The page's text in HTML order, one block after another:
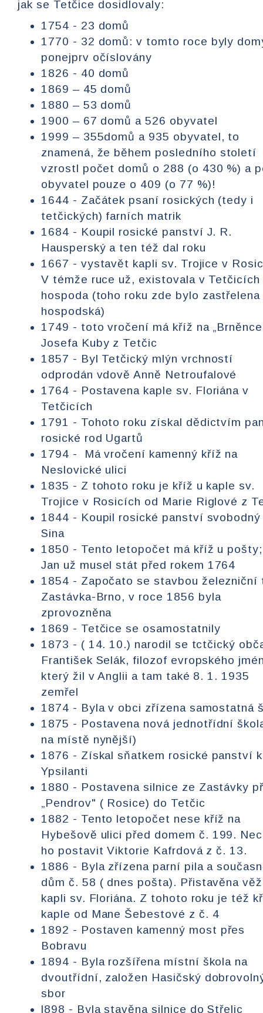
jak se Tetčice dosidlovaly:
1754 - 23 domů
1770 - 32 domů: v tomto roce byly
ponejprv očíslovány
1826 - 40 domů
1869 – 45 domů
1880 – 53 domů
1900 – 67 domů a 526 obyvatel
1999 – 355domů a 935 obyvatel, to
znamená, že během posledního století
vzrostl počet domů o 288 (o 430 %) a
obyvatel pouze o 409 (o 77 %)!
1644 - Začátek psaní rosických (tedy i
tetčických) farních matrik
1684 - Koupil rosické panství J. R.
Hausperský a ten též dal roku
1667 - vystavět kapli sv. Trojice v
V témže ruce už, existovala v Tetčicích
hospoda (toho roku zde bylo zastřelena
hospodská)
1749 - toto vročení má kříž na
Josefa Kuby z Tetčic
1857 - Byl Tetčický mlýn vrchností
odprodán vdově Anně Netroufalové
1764 - Postavena kaple sv. Floriána v
Tetčicích
1791 - Tohoto roku získal dědictvím
rosické rod Ugartů
1794 - Má vročení kamenný kříž na
Neslovické ulici
1835 - Z tohoto roku je kříž u kaple sv.
Trojice v Rosicích od Marie Riglové z
1844 - Koupil rosické panství svobodný
Sina
1850 - Tento letopočet má kříž u
Jan už musel stát před rokem 1764
1854 - Započato se stavbou železniční
Zastávka-Brno, v roce 1856 byla
zprovozněna
1869 - Tetčice se osamostatnily
1873 - ( 14. 10.) narodil se tctčický
František Selák, filozof evropského
který žil v Anglii a tam také 8. 1. 1935
zemřel
1874 - Byla v obci zřízena samostatná
1875 - Postavena nová jednotřídní
na místě nynější)
1876 - Získal sňatkem rosické panství
Ypsilanti
1880 - Postavena silnice ze Zastávky
„Pendrov" ( Rosice) do Tetčic
1882 - Tento letopočet nese kříž na
Hybešově ulici před domem č. 199.
ho postavit Viktorie Kafrdová z č. 13.
1886 - Byla zřízena parní pila a
dům č. 58 ( dnes pošta). Přistavěna
kapli sv. Floriána. Z tohoto roku je též
kaple od Mane Šebestové z č. 4
1892 - Postaven kamenný most přes
Bobravu
1894 - Byla rozšířena místní škola na
dvoutřídní, založen Hasičský
sbor
l898 - Byla stavěna silnice do Střelic